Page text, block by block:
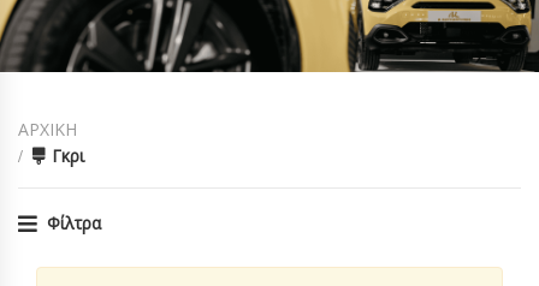
ΑΡΧΙΚΗ
Γκρι
Φίλτρα